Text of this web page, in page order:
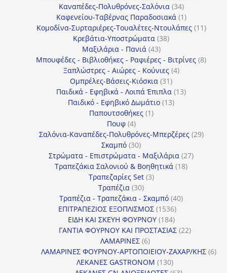
Καναπέδες-Πολυθρόνες-Σαλόνια 3434
προϊόντα
Καφενείου-Ταβέρνας Παραδοσιακά 11
προϊόν
Κομοδίνα-Συρταριέρες-Τουαλέτες-Ντουλάπες 1111
Κρεβάτια-Υποστρώματα 3838
Μαξιλάρια - Πανιά 4343
προϊόντα
Μπουφέδες - Βιβλιοθήκες - Ραφιέρες - Βιτρίνες 88
Ξαπλώστρες - Αιώρες - Κούνιες 44
Ομπρέλες-Βάσεις-Κιόσκια 3131
προϊόντα
Παιδικά - Εφηβικά - Λοιπά Έπιπλα 1313
Παιδικό - Εφηβικό Δωμάτιο 1313
Παπουτσοθήκες 11
Πουφ 44
προϊόντα
Σαλόνια-Καναπέδες-Πολυθρόνες-Μπερζέρες 2929
Σκαμπό 3030
προϊόντα
Στρώματα - Επιστρώματα - Μαξιλάρια 2727
Τραπεζάκια Σαλονιού & Βοηθητικά 1818
Τραπεζαρίες Set 33
Τραπέζια 3030
προϊόντα
Τραπέζια - Τραπεζάκια - Σκαμπό 4040
ΕΠΙΤΡΑΠΕΖΙΟΣ ΕΞΟΠΛΙΣΜΟΣ 15361536
προϊόντα
ΕΙΔΗ ΚΑΙ ΣΚΕΥΗ ΦΟΥΡΝΟΥ 184184
προϊόντα
ΓΑΝΤΙΑ ΦΟΥΡΝΟΥ ΚΑΙ ΠΡΟΣΤΑΣΙΑΣ 2222
ΛΑΜΑΡΙΝΕΣ 66
προϊόντα
ΛΑΜΑΡΙΝΕΣ ΦΟΥΡΝΟΥ-ΑΡΤΟΠΟΙΕΙΟΥ-ΖΑΧΑΡ/ΚΗΣ 66
ΛΕΚΑΝΕΣ GASTRONOM 130130